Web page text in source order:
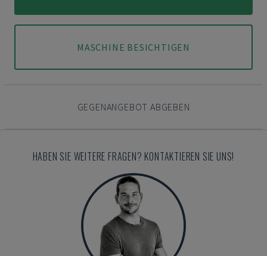
MASCHINE BESICHTIGEN
GEGENANGEBOT ABGEBEN
HABEN SIE WEITERE FRAGEN? KONTAKTIEREN SIE UNS!